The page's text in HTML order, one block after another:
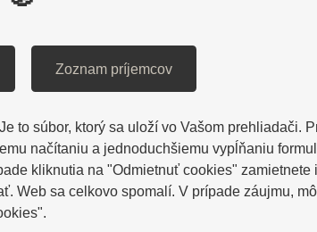
v hoteli Alexander.
ZOBRAZIŤ VIAC
Zoznam príjemcov
to súbor, ktorý sa uloží vo Vašom prehliadači.
načítaniu a jednoduchšiemu vypĺňaniu
kliknutia na "Odmietnuť cookies"
Web sa celkovo spomalí. V prípade záujmu,